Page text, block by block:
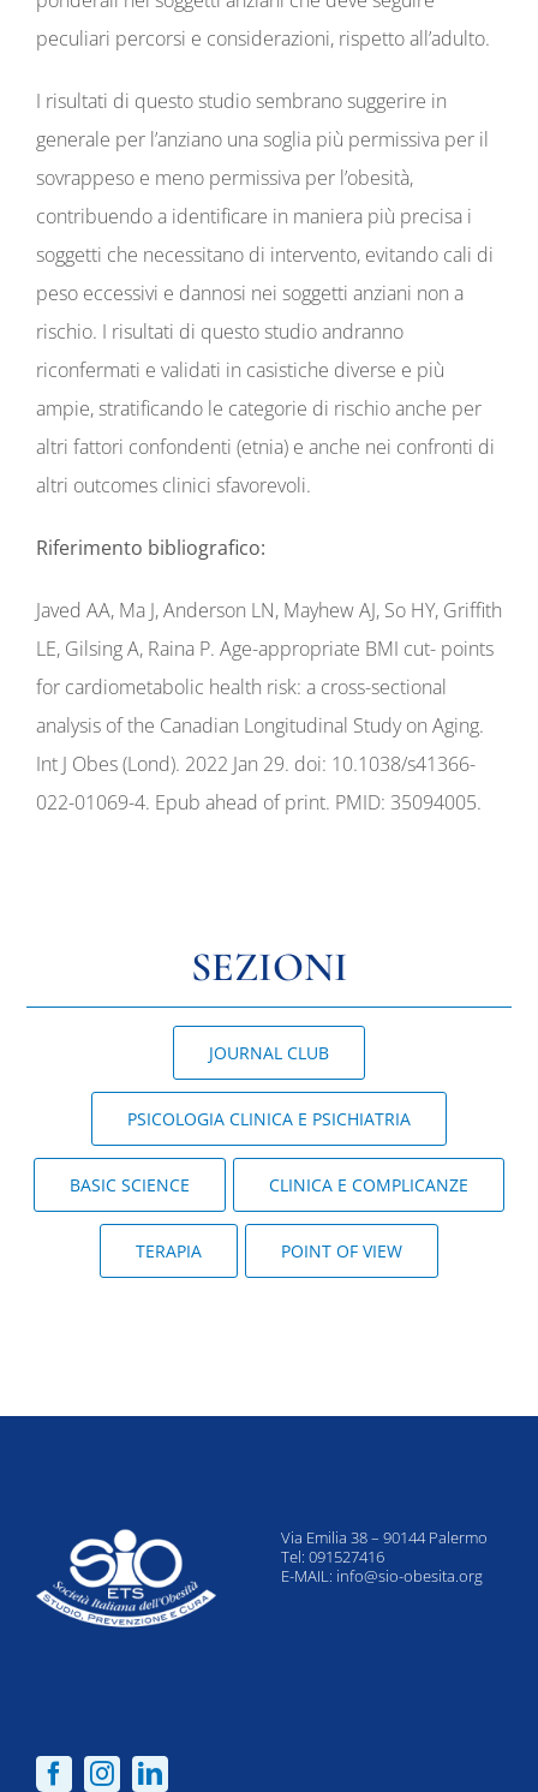
peculiari percorsi e considerazioni, rispetto all’adulto.
I risultati di questo studio sembrano suggerire in
generale per l’anziano una soglia più permissiva per il
sovrappeso e meno permissiva per l’obesità,
contribuendo a identificare in maniera più precisa i
soggetti che necessitano di intervento, evitando cali di
peso eccessivi e dannosi nei soggetti anziani non a
rischio. I risultati di questo studio andranno
riconfermati e validati in casistiche diverse e più
ampie, stratificando le categorie di rischio anche per
altri fattori confondenti (etnia) e anche nei confronti di
altri outcomes clinici sfavorevoli.
Riferimento bibliografico:
Javed AA, Ma J, Anderson LN, Mayhew AJ, So HY, Griffith
LE, Gilsing A, Raina P. Age-appropriate BMI cut- points
for cardiometabolic health risk: a cross-sectional
analysis of the Canadian Longitudinal Study on Aging.
Int J Obes (Lond). 2022 Jan 29. doi: 10.1038/s41366-
022-01069-4. Epub ahead of print. PMID: 35094005.
SEZIONI
JOURNAL CLUB
PSICOLOGIA CLINICA E PSICHIATRIA
BASIC SCIENCE CLINICA E COMPLICANZE
TERAPIA POINT OF VIEW
Via Emilia 38 – 90144 Palermo
Tel: 091527416
E-MAIL: info@sio-obesita.org